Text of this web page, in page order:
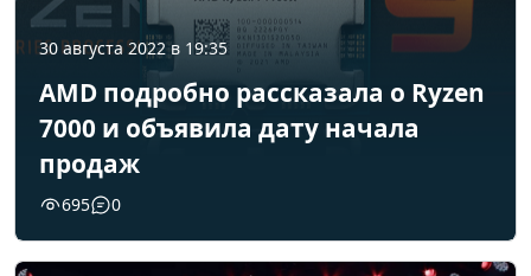
30 августа 2022 в 19:35
AMD подробно рассказала о Ryzen
7000 и объявила дату начала
продаж
695 0